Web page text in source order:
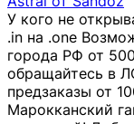
У кого не
.in на .one
города РФ от
обращайтесь в
предзаказы от
Марокканский